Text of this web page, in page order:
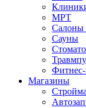
МРТ
Салоны
Сауны
Магазины